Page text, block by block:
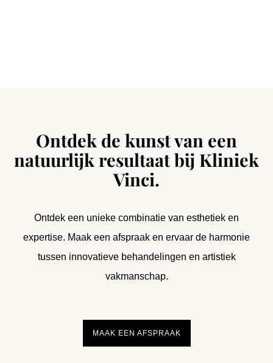
Ontdek een unieke combinatie van esthetiek en
expertise. Maak een afspraak en ervaar de harmonie
vakmanschap.
MAAK EEN AFSPRAAK